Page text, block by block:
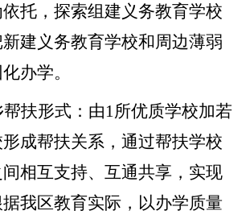
托，探索组建义务教育学校
建义务教育学校和周边薄弱
办学。
扶形式： 由1所优质学校加若
成帮扶关系，通过帮扶学校
相互支持、互通共享，实现
我区教育实际，以办学质量